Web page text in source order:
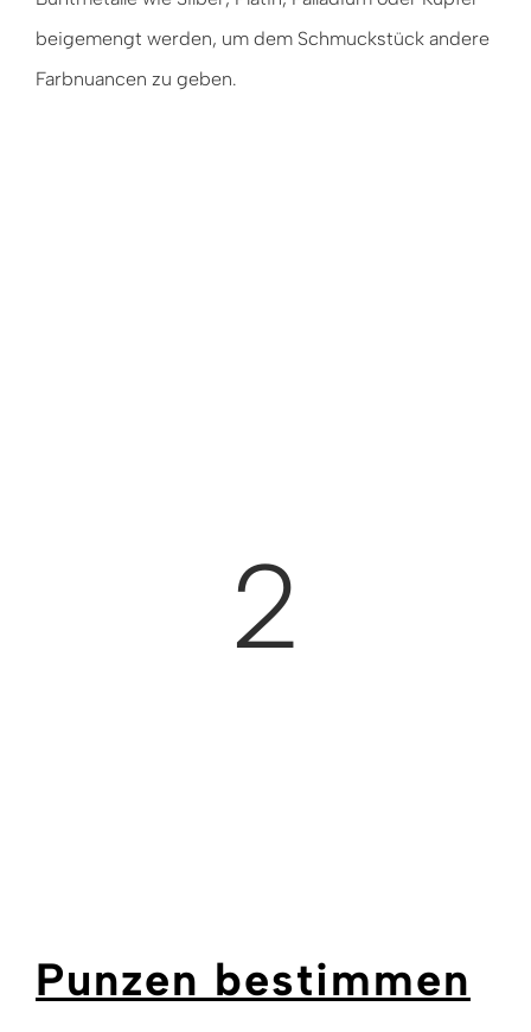
beigemengt werden, um dem Schmuckstück andere
Farbnuancen zu geben.
2
Punzen bestimmen